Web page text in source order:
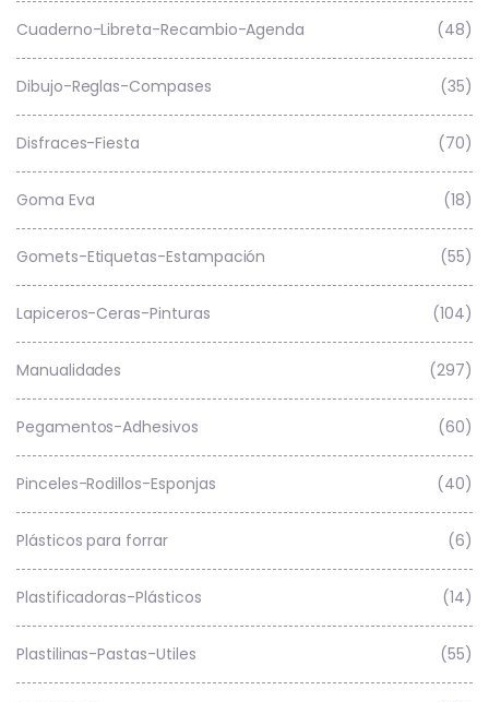
Cuaderno-Libreta-Recambio-Agenda (48)
Dibujo-Reglas-Compases (35)
Disfraces-Fiesta (70)
Goma Eva (18)
Gomets-Etiquetas-Estampación (55)
Lapiceros-Ceras-Pinturas (104)
Manualidades (297)
Pegamentos-Adhesivos (60)
Pinceles-Rodillos-Esponjas (40)
Plásticos para forrar (6)
Plastificadoras-Plásticos (14)
Plastilinas-Pastas-Utiles (55)